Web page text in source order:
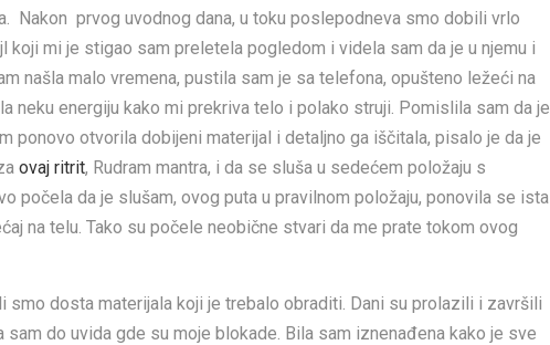
Nakon prvog uvodnog dana, u toku poslepodneva smo dobili vrlo
koji mi je stigao sam preletela pogledom i videla sam da je u njemu i
našla malo vremena, pustila sam je sa telefona, opušteno ležeći na
neku energiju kako mi prekriva telo i polako struji. Pomislila sam da je
ponovo otvorila dobijeni materijal i detaljno ga iščitala, pisalo je da je
ovaj ritrit, Rudram mantra, i da se sluša u sedećem položaju s
počela da je slušam, ovog puta u pravilnom položaju, ponovila se ista
na telu. Tako su počele neobične stvari da me prate tokom ovog
smo dosta materijala koji je trebalo obraditi. Dani su prolazili i završili
sam do uvida gde su moje blokade. Bila sam iznenađena kako je sve